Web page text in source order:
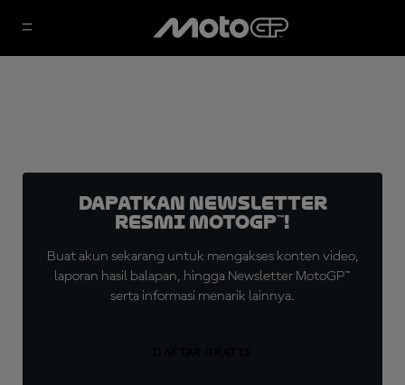
Dapatkan Newsletter
Resmi MotoGP™!
Buat akun sekarang untuk mengakses konten video,
laporan hasil balapan, hingga Newsletter MotoGP™
serta informasi menarik lainnya.